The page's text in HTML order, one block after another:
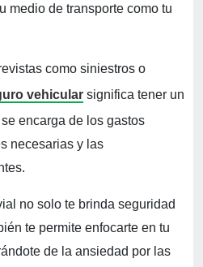
medio de transporte como tu
como siniestros o
vehicular significa tener un
encarga de los gastos
necesarias y las
no solo te brinda seguridad
te permite enfocarte en tu
de la ansiedad por las